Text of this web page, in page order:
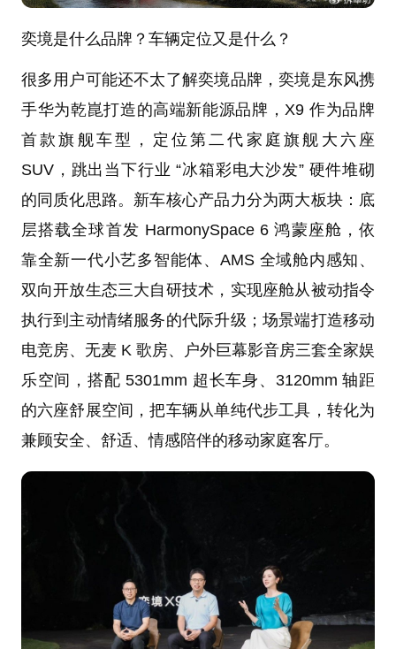
奕境是什么品牌？车辆定位又是什么？
很多用户可能还不太了解奕境品牌，奕境是东风携
手华为乾崑打造的高端新能源品牌，X9 作为品牌
首款旗舰车型，定位第二代家庭旗舰大六座
SUV，跳出当下行业 “冰箱彩电大沙发” 硬件堆砌
的同质化思路。新车核心产品力分为两大板块：底
层搭载全球首发 HarmonySpace 6 鸿蒙座舱，依
靠全新一代小艺多智能体、AMS 全域舱内感知、
双向开放生态三大自研技术，实现座舱从被动指令
执行到主动情绪服务的代际升级；场景端打造移动
电竞房、无麦 K 歌房、户外巨幕影音房三套全家娱
乐空间，搭配 5301mm 超长车身、3120mm 轴距
的六座舒展空间，把车辆从单纯代步工具，转化为
兼顾安全、舒适、情感陪伴的移动家庭客厅。